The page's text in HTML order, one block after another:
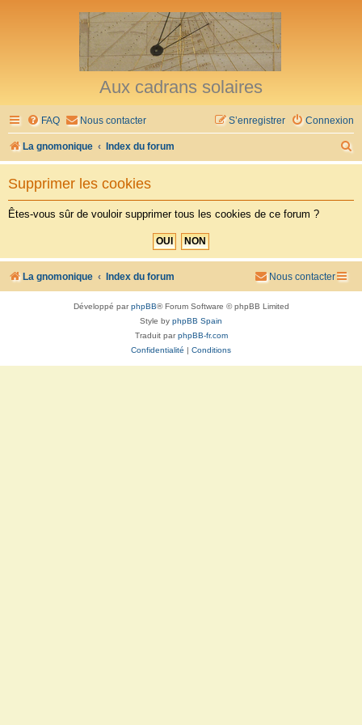
Aux cadrans solaires
FAQ Nous contacter Connexion
S’enregistrer
La gnomonique Index du forum
e
h
Supprimer les cookies
Êtes-vous sûr de vouloir supprimer tous les cookies de ce forum ?
La gnomonique Index du forum Nous contacter
Développé parphpBB® Forum Software © phpBB Limited
Style by phpBB Spain
Traduit parphpBB-fr.com
Confidentialité | Conditions